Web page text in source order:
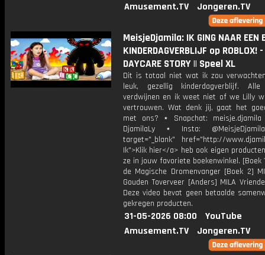
Amusement.TV
Jongeren.TV
MeisjeDjamila: IK GING NAAR EEN
KINDERDAGVERBLIJF op ROBLOX! -
DAYCARE STORY || Speel XL
Dit is totaal niet wat ik zou
leuk, gezellig kinderdagverblijf. Alle
verdwijnen en ik weet niet of we Lilly
vertrouwen. Wat denk jij, gaat het
met ons? ⋆ Snapchat: meisje.djamila
DjamilaLy ⋆ Insta:
target="_blank" href="http://
Ik">Klik hier</a> heb ook eigen
ze in jouw favoriete boekenwinkel. [Boek
de Magische Dromenvanger [Boek 2]
Gouden Toverveer [Anders] MILA
Deze video bevat geen betaalde
gekregen producten.
31-05-2026 08:00
YouTube
Amusement.TV
Jongeren.TV